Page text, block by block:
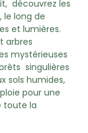
découvrez les
le long de
et lumières.
arbres
mystérieuses
singulières
sols humides,
pour une
toute la